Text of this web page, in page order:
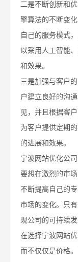
二是不断创新和
擎算法的不断变
自己的服务模式
以采用人工智能
和效果。
三是加强与客户
户建立良好的沟
见，并且根据客
为客户提供定期
的进展和效果。
宁波网站优化公
要想在激烈的市
不断提高自己的
市场的变化。只
现公司的可持续发
在选择宁波网站
而不仅仅是价格